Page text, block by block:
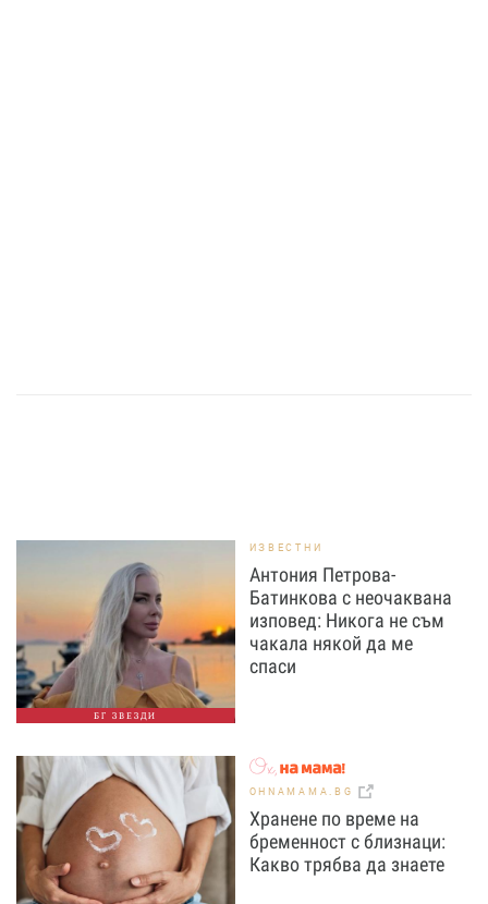
БГ ЗВЕЗДИ
ИЗВЕСТНИ
Антония Петрова-
Батинкова с неочаквана
изповед: Никога не съм
чакала някой да ме
спаси
OHNAMAMA.BG
Хранене по време на
бременност с близнаци:
Какво трябва да знаете